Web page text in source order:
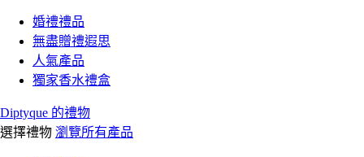
婚禮禮品
無盡贈禮遐思
人氣產品
獨家香水禮盒
Diptyque 的禮物
選擇禮物 瀏覽所有產品